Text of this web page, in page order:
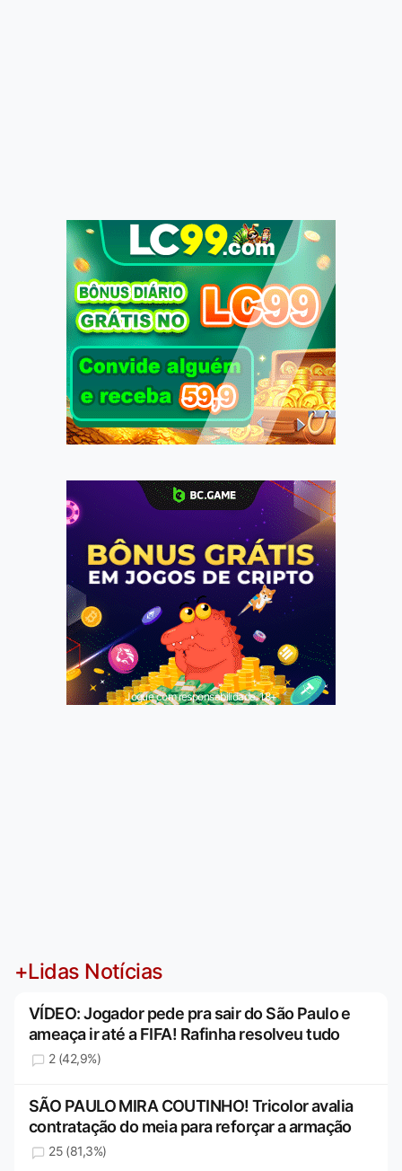
Jogue com responsabilidade. 18+
+Lidas Notícias
VÍDEO: Jogador pede pra sair do São Paulo e
ameaça ir até a FIFA! Rafinha resolveu tudo
2 (42,9%)
SÃO PAULO MIRA COUTINHO! Tricolor avalia
contratação do meia para reforçar a armação
25 (81,3%)